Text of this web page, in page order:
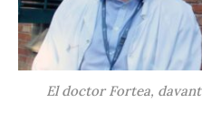
El doctor Fortea,